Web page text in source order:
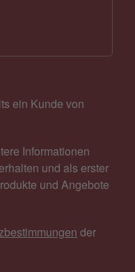
ein Kunde von
Informationen
und als erster
und Angebote
der